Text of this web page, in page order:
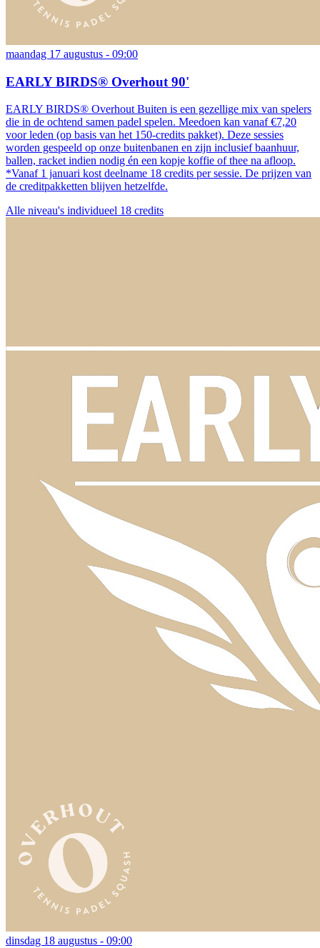
maandag 17 augustus - 09:00
EARLY BIRDS® Overhout 90'
EARLY BIRDS® Overhout Buiten is een gezellige mix van spelers
die in de ochtend samen padel spelen. Meedoen kan vanaf €7,20
voor leden (op basis van het 150-credits pakket). Deze sessies
worden gespeeld op onze buitenbanen en zijn inclusief baanhuur,
ballen, racket indien nodig én een kopje koffie of thee na afloop.
*Vanaf 1 januari kost deelname 18 credits per sessie. De prijzen van
de creditpakketten blijven hetzelfde.
Alle niveau's individueel 18 credits
dinsdag 18 augustus - 09:00